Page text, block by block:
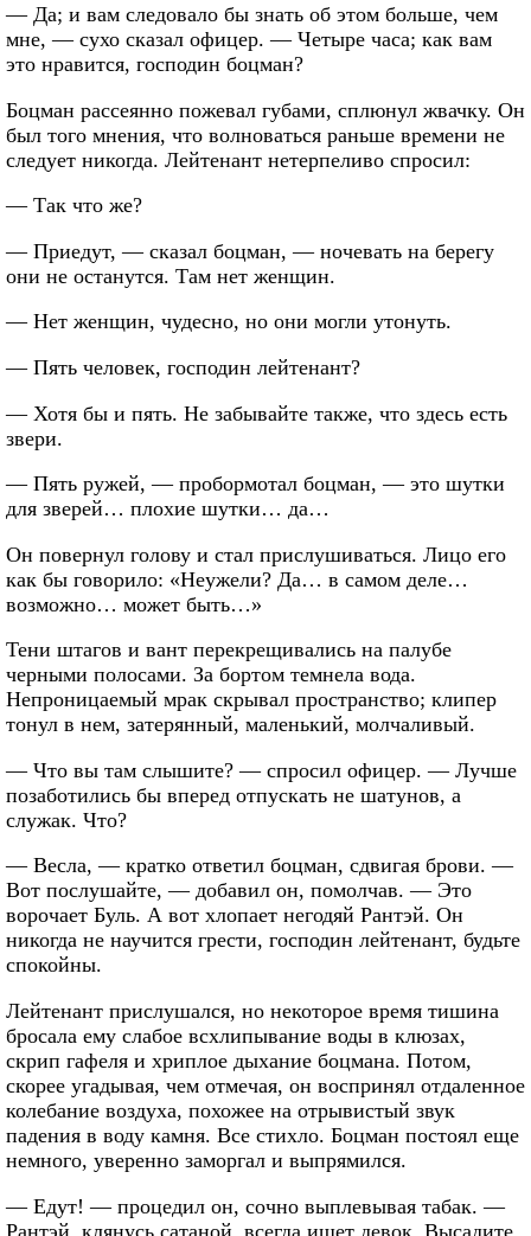
— Да; и вам следовало бы знать об этом больше, чем
мне, — сухо сказал офицер. — Четыре часа; как вам
это нравится, господин боцман?
Боцман рассеянно пожевал губами, сплюнул жвачку. Он
был того мнения, что волноваться раньше времени не
следует никогда. Лейтенант нетерпеливо спросил:
— Так что же?
— Приедут, — сказал боцман, — ночевать на берегу
они не останутся. Там нет женщин.
— Нет женщин, чудесно, но они могли утонуть.
— Пять человек, господин лейтенант?
— Хотя бы и пять. Не забывайте также, что здесь есть
звери.
— Пять ружей, — пробормотал боцман, — это шутки
для зверей… плохие шутки… да…
Он повернул голову и стал прислушиваться. Лицо его
как бы говорило: «Неужели? Да… в самом деле…
возможно… может быть…»
Тени штагов и вант перекрещивались на палубе
черными полосами. За бортом темнела вода.
Непроницаемый мрак скрывал пространство; клипер
тонул в нем, затерянный, маленький, молчаливый.
— Что вы там слышите? — спросил офицер. — Лучше
позаботились бы вперед отпускать не шатунов, а
служак. Что?
— Весла, — кратко ответил боцман, сдвигая брови. —
Вот послушайте, — добавил он, помолчав. — Это
ворочает Буль. А вот хлопает негодяй Рантэй. Он
никогда не научится грести, господин лейтенант, будьте
спокойны.
Лейтенант прислушался, но некоторое время тишина
бросала ему слабое всхлипывание воды в клюзах,
скрип гафеля и хриплое дыхание боцмана. Потом,
скорее угадывая, чем отмечая, он воспринял отдаленное
колебание воздуха, похожее на отрывистый звук
падения в воду камня. Все стихло. Боцман постоял еще
немного, уверенно заморгал и выпрямился.
— Едут! — процедил он, сочно выплевывая табак. —
Рантэй, клянусь сатаной, всегда ищет девок. Высадите